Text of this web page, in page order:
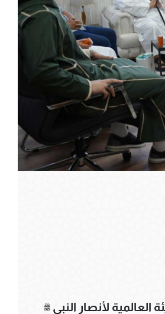
لأنصار النبي ﷺ